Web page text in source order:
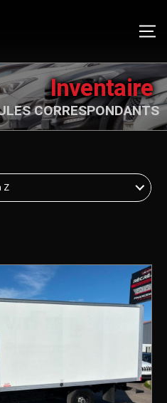
Inventaire
CORRESPONDANTS